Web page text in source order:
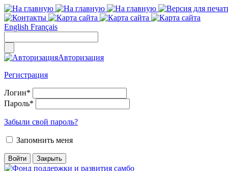
English Français
Авторизация
Регистрация
Логин*
Пароль*
Забыли свой пароль?
Запомнить меня